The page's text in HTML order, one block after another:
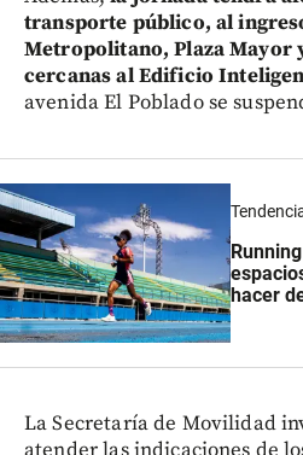
transporte público, al
Metropolitano, Plaza Mayor
cercanas al Edificio
avenida El Poblado se
hacer
La Secretaría de Movilidad